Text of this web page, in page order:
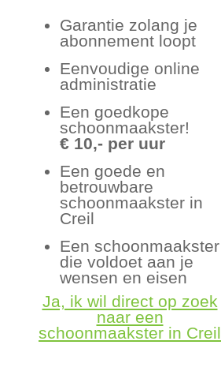
Garantie zolang je
abonnement loopt
Eenvoudige online
administratie
Een goedkope
schoonmaakster!
€ 10,- per uur
Een goede en
betrouwbare
schoonmaakster in
Creil
Een schoonmaakster
die voldoet aan je
wensen en eisen
Ja, ik wil direct op zoek
naar een
schoonmaakster in Creil